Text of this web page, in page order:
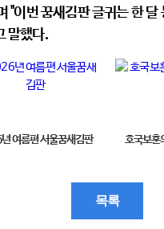
"이번 꿈새김판 글귀는 한 달
말했다.
여름편 서울꿈새김판 호국보훈
목록